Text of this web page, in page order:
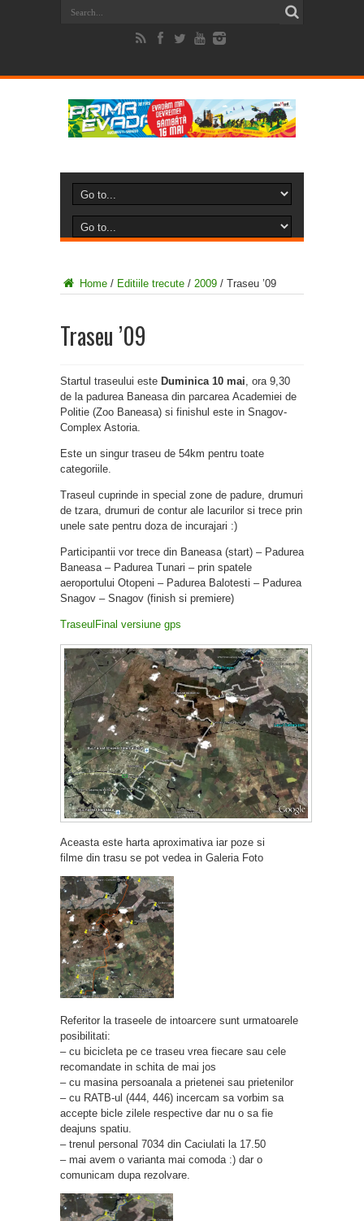
Home / Editiile trecute / 2009 / Traseu ’09
Traseu ’09
Startul traseului este Duminica 10 mai , ora 9,30
de la padurea Baneasa din parcarea Academiei de
Politie (Zoo Baneasa) si finishul este in Snagov-
Complex Astoria.
Este un singur traseu de 54km pentru toate
categoriile.
Traseul cuprinde in special zone de padure, drumuri
de tzara, drumuri de contur ale lacurilor si trece prin
unele sate pentru doza de incurajari :)
Participantii vor trece din Baneasa (start) – Padurea
Baneasa – Padurea Tunari – prin spatele
aeroportului Otopeni – Padurea Balotesti – Padurea
Snagov – Snagov (finish si premiere)
TraseulFinal versiune gps
Aceasta este harta aproximativa iar poze si
filme din trasu se pot vedea in Galeria Foto
Referitor la traseele de intoarcere sunt urmatoarele
posibilitati:
– cu bicicleta pe ce traseu vrea fiecare sau cele
recomandate in schita de mai jos
– cu masina persoanala a prietenei sau prietenilor
– cu RATB-ul (444, 446) incercam sa vorbim sa
accepte bicle zilele respective dar nu o sa fie
deajuns spatiu.
– trenul personal 7034 din Caciulati la 17.50
– mai avem o varianta mai comoda :) dar o
comunicam dupa rezolvare.